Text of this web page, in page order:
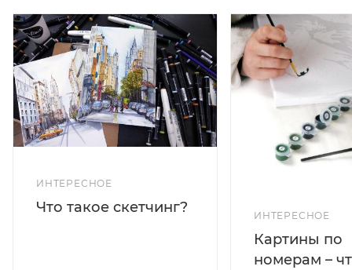
ИНТЕРЕСНОЕ
Что такое скетчинг?
ИНТЕРЕСНОЕ
Картины по
номерам –